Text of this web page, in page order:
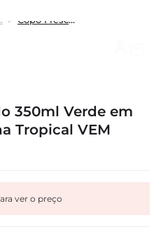
Copo Fresc Redondo 350ml Verde em Polipropileno - Linha Tropical VEM
350ml Verde em
Tropical VEM